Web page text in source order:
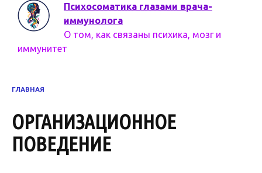
Психосоматика глазами врача-
иммунолога
О том, как связаны психика, мозг и
иммунитет
ГЛАВНАЯ
ОРГАНИЗАЦИОННОЕ
ПОВЕДЕНИЕ